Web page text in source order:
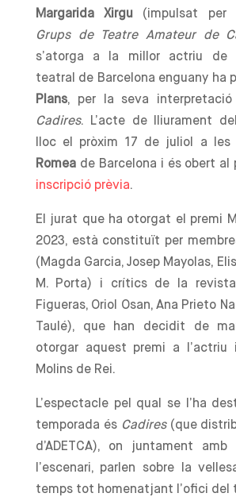
Margarida Xirgu (impulsat per
Grups de Teatre Amateur de
s’atorga a la millor actriu de
teatral de Barcelona enguany ha
Plans, per la seva interpretació
Cadires. L’acte de lliurament
lloc el pròxim 17 de juliol a les
Romeade Barcelona i és obert al
inscripció prèvia.
El jurat que ha otorgat el premi
2023, està constituït per
(Magda Garcia, Josep Mayolas,
M. Porta) i crítics de la
Figueras, Oriol Osan, Ana Prieto
Taulé), que han decidit de
otorgar aquest premi a l’actriu
Molins de Rei.
L’espectacle pel qual se l’ha
temporada és Cadires (que
d’ADETCA), on juntament
l’escenari, parlen sobre la
temps tot homenatjant l’ofici del